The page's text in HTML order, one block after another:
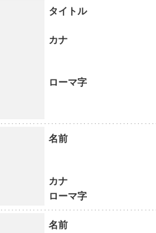
タイトル
カナ
ローマ字
名前
カナ
ローマ字
名前